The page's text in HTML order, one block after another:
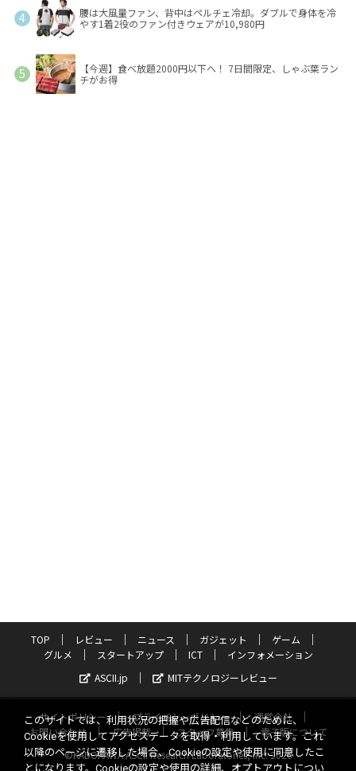
腰は大風量ファン、背中はペルチェ冷却。ダブルで身体を冷
やす1着2役のファン付きウェアが10,980円
【今週】食べ放題2000円以下へ！ 7日間限定、しゃぶ葉ラン
チがお得
TOP レビュー ニュース ガジェット
ゲーム
グルメ
スタートアップ ICT
インフォメーション
ASCII.jp
MITテクノロジーレビュー
サイトポリシー プライバシーポリシー
運営会社
お問い合わせ
広告掲載 スタッフ募集
電子版について
©KADOKAWA ASCII Research Laboratories, Inc. 2026
このサイトでは、利用状況の把握や広告配信などのために、
Cookieを使用してアクセスデータを取得・利用しています。これ
以降のページに遷移した場合、Cookieの設定や使用に同意したこ
とになります。Cookieの設定や使用の詳細、オプトアウトについ